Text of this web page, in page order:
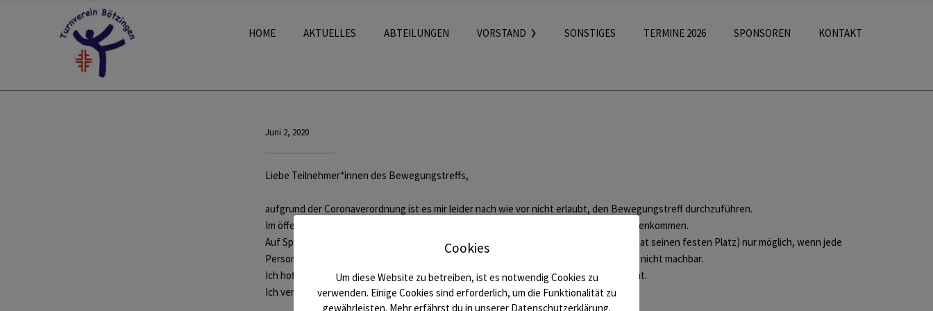
HOME AKTUELLES ABTEILUNGEN VORSTAND SONSTIGES TERMINE 2026 SPONSOREN KONTAKT
Juni 2, 2020
Liebe Teilnehmer*innen des Bewegungstreffs,
aufgrund der Coronaverordnung ist es mir leider nach wie vor nicht erlaubt, den Bewegungstreff durchzuführen.
Im öffentlichen Raum dürfen nur Personen von zwei Haushalten oder Familien zusammenkommen.
Auf Sportgelände (z.B. im Schwimmbad) ist inzwischen ein stationäres Training (jeder hat seinen festen Platz) nur möglich, wenn jede
Person 10 qm Fläche zur Verfügung hat. Dies ist bei unserer Gruppengröße leider auch nicht machbar.
Ich hoffe auf weitere Lockerungen und bin ständig im Kontakt mit dem Gesundheitsamt.
Ich vermisse Euch alle und hoffe es geht Euch gut.
Cookies
Um diese Website zu betreiben, ist es notwendig Cookies zu
verwenden. Einige Cookies sind erforderlich, um die Funktionalität zu
gewährleisten. Mehr erfährst du in unserer Datenschutzerklärung.